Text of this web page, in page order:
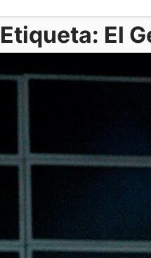
Etiqueta: El